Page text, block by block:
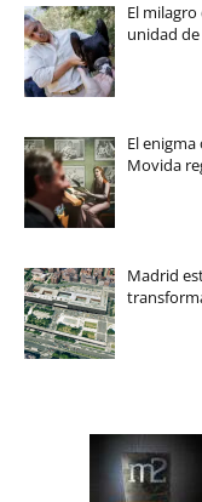
El
unidad
El
Movida
Madrid